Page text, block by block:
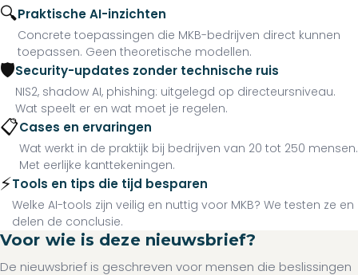
🔍Praktische AI-inzichten
Concrete toepassingen die MKB-bedrijven direct kunnen
toepassen. Geen theoretische modellen.
🛡️Security-updates zonder technische ruis
NIS2, shadow AI, phishing: uitgelegd op directeursniveau.
Wat speelt er en wat moet je regelen.
📋Cases en ervaringen
Wat werkt in de praktijk bij bedrijven van 20 tot 250 mensen.
Met eerlijke kanttekeningen.
⚡Tools en tips die tijd besparen
Welke AI-tools zijn veilig en nuttig voor MKB? We testen ze en
delen de conclusie.
Voor wie is deze nieuwsbrief?
De nieuwsbrief is geschreven voor mensen die beslissingen